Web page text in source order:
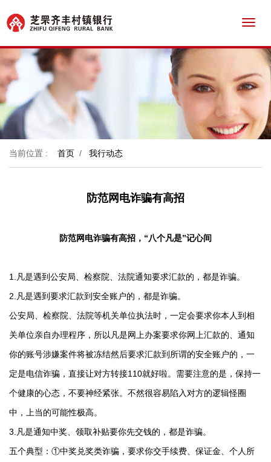
当前位置 : 首页 / 我行动态
防范网电诈骗有高招
防范网电诈骗有高招，“八个凡是”记心间
1.凡是遇到公安局、检察院、法院通知要求汇款的，都是诈骗。
2.凡是遇到要求汇款到安全账户的，都是诈骗。
公安局、检察院、法院等机关单位执法时，一定会要求你本人到相
关单位亲自办理程序，所以凡是网上办案要求你网上汇款的、通知
你的账号涉嫌案件将被冻结然后要求汇款到所谓的安全账户的，一
定是电信诈骗，直接让对方转接110就好啦。需要注意的是，保持一
个健康的心态，不要神经紧张。不然很容易陷入对方的逻辑怪圈
中，上当的可能性极高。
3.凡是通知中奖、领取补贴要你先交钱的，都是诈骗。
五个典型：①中奖兑奖类诈骗，要求你交手续费、保证金、个人所